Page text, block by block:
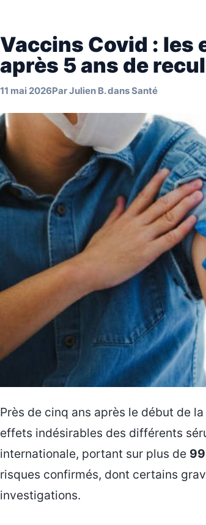
Vaccins Covid :
après 5 ans de recul
11 mai 2026ParJulien B.dansSanté
Près de cinq ans après le début de
effets indésirables des différents
internationale, portant sur plus de
risques confirmés, dont certains
investigations.